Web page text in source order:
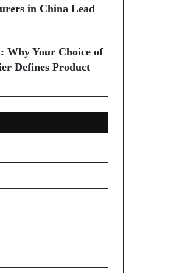
in China Lead
Why Your Choice of
Defines Product